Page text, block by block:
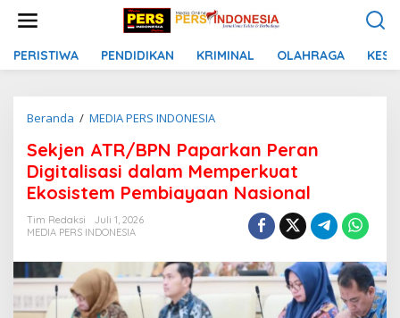
t
PERISTIWA PENDIDIKAN KRIMINAL OLAHRAGA
Beranda / MEDIA PERS INDONESIA
k
j
e
n
/
B
Sekjen ATR/BPN Paparkan Peran
Digitalisasi dalam Memperkuat
Ekosistem Pembiayaan Nasional
Tim Redaksi
Juli 1, 2026
MEDIA PERS INDONESIA